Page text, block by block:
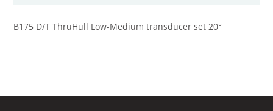
B175 D/T ThruHull Low-Medium transducer set 20°